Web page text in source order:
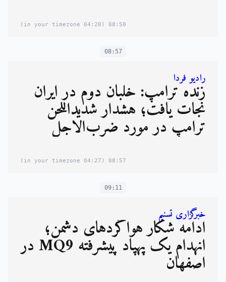
08:50
(04:20 in your timezone)
08:57
رادیو فردا
زنده ترامپ: خلبان دوم در ایران
نجات یافت؛ هشدار شدیداللحن
ترامپ در مورد ضرب‌الاجل
08:57
(04:27 in your timezone)
09:11
خبرگزاری تسنیم
ادامه شکار هواگردهای دشمن؛
انهدام یک پهپاد پیشرفته MQ9 در
اصفهان